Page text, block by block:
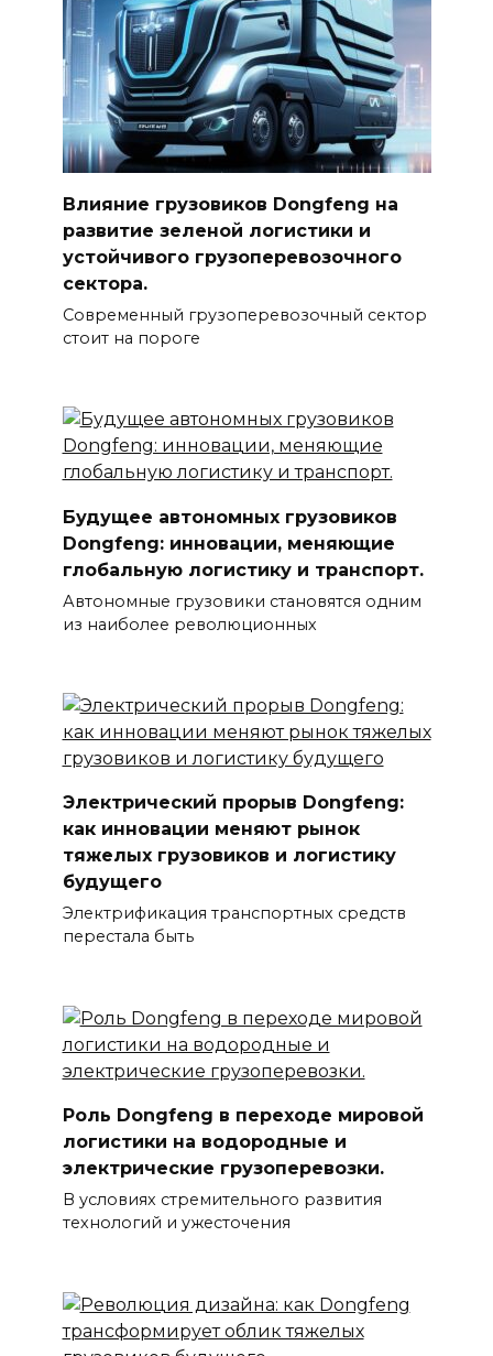
Влияние грузовиков Dongfeng на
развитие зеленой логистики и
устойчивого грузоперевозочного
сектора.
Современный грузоперевозочный сектор
стоит на пороге
Будущее автономных грузовиков
Dongfeng: инновации, меняющие
глобальную логистику и транспорт.
Автономные грузовики становятся одним
из наиболее революционных
Электрический прорыв Dongfeng:
как инновации меняют рынок
тяжелых грузовиков и логистику
будущего
Электрификация транспортных средств
перестала быть
Роль Dongfeng в переходе мировой
логистики на водородные и
электрические грузоперевозки.
В условиях стремительного развития
технологий и ужесточения